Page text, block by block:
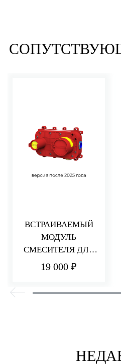
ВСТРАИВАЕМЫЙ
МОДУЛЬ
СМЕСИТЕЛЯ ДЛЯ
РАКОВИНЫ/ДУША
19 000 ₽